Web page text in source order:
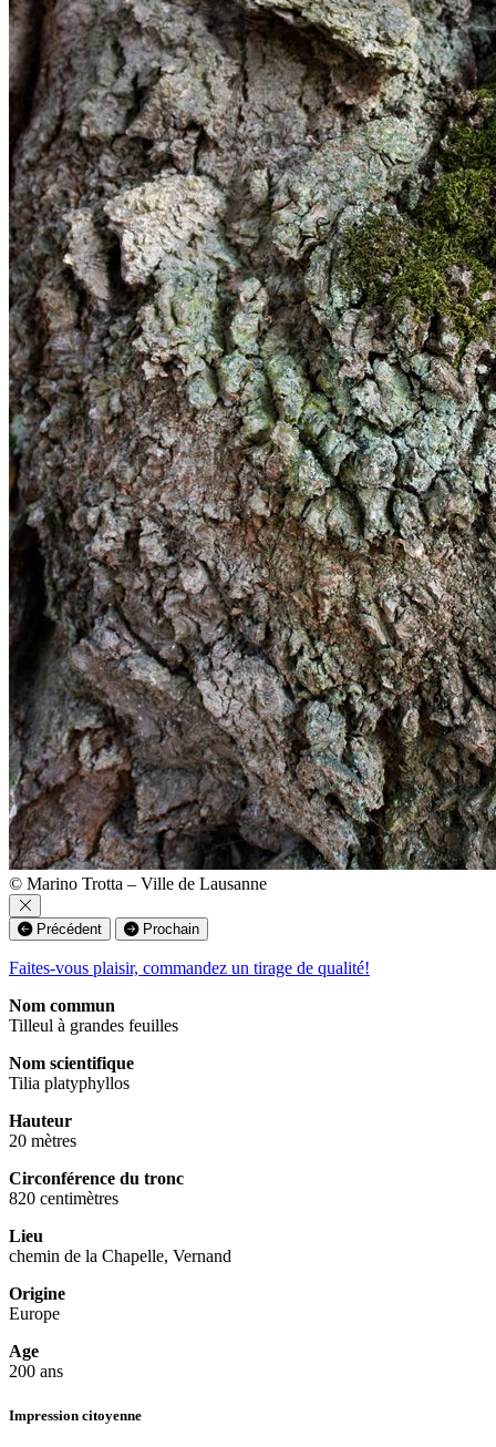
© Marino Trotta – Ville de Lausanne
Précédent Prochain
Faites-vous plaisir, commandez un tirage de qualité!
Nom commun
Tilleul à grandes feuilles
Nom scientifique
Tilia platyphyllos
Hauteur
20 mètres
Circonférence du tronc
820 centimètres
Lieu
chemin de la Chapelle, Vernand
Origine
Europe
Age
200 ans
Impression citoyenne